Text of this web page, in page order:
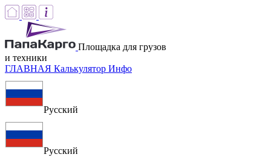
Площадка для грузов
и техники
ГЛАВНАЯ Калькулятор Инфо
Русский
Русский